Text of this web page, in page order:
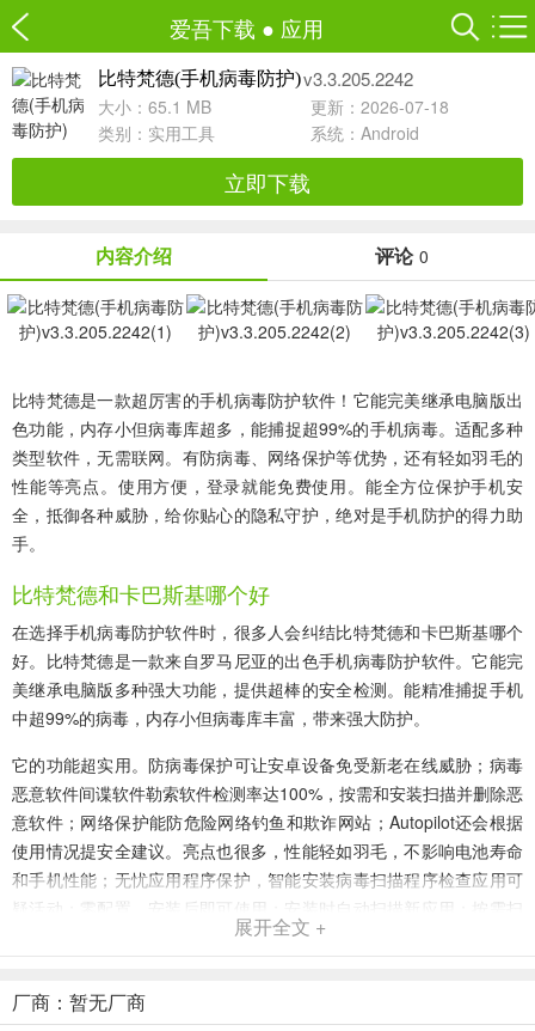
爱吾下载 ● 应用
比特梵德(手机病毒防护)v3.3.205.2242
大小：65.1 MB
更新：2026-07-18
类别： 实用工具 系统：Android
立即下载
内容介绍 评论 0
比特梵德是一款超厉害的手机病毒防护软件！它能完美继承电脑版出
色功能，内存小但病毒库超多，能捕捉超99%的手机病毒。适配多种
类型软件，无需联网。有防病毒、网络保护等优势，还有轻如羽毛的
性能等亮点。使用方便，登录就能免费使用。能全方位保护手机安
全，抵御各种威胁，给你贴心的隐私守护，绝对是手机防护的得力助
手。
比特梵德和卡巴斯基哪个好
在选择手机病毒防护软件时，很多人会纠结比特梵德和卡巴斯基哪个
好。比特梵德是一款来自罗马尼亚的出色手机病毒防护软件。它能完
美继承电脑版多种强大功能，提供超棒的安全检测。能精准捕捉手机
中超99%的病毒，内存小但病毒库丰富，带来强大防护。
它的功能超实用。防病毒保护可让安卓设备免受新老在线威胁；病毒
恶意软件间谍软件勒索软件检测率达100%，按需和安装扫描并删除恶
意软件；网络保护能防危险网络钓鱼和欺诈网站；Autopilot还会根据
使用情况提安全建议。亮点也很多，性能轻如羽毛，不影响电池寿命
和手机性能；无忧应用程序保护，智能安装病毒扫描程序检查应用可
疑活动；零配置，安装后即可使用；安装时自动扫描新应用；按需扫
描随时确保设备应用安全合法。有了它，能全方位守护手机安全，让
比特梵德(手机病毒防护)优势
展开全文 +
厂商：暂无厂商